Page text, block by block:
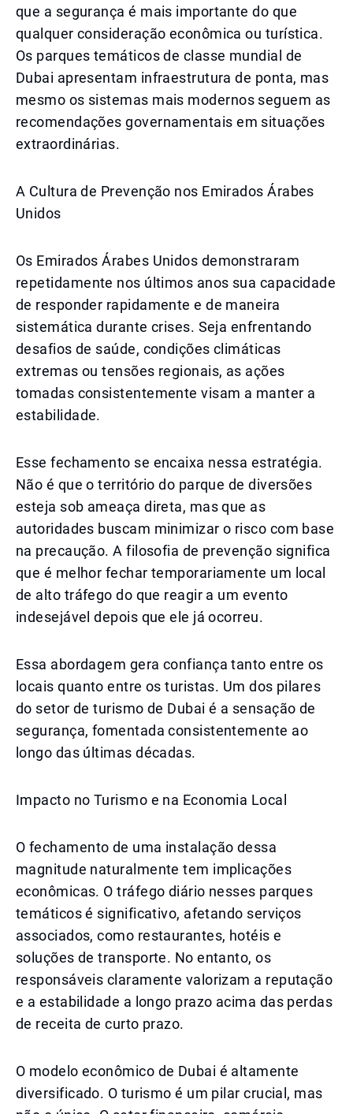
que a segurança é mais importante do que
qualquer consideração econômica ou turística.
Os parques temáticos de classe mundial de
Dubai apresentam infraestrutura de ponta, mas
mesmo os sistemas mais modernos seguem as
recomendações governamentais em situações
extraordinárias.
A Cultura de Prevenção nos Emirados Árabes
Unidos
Os Emirados Árabes Unidos demonstraram
repetidamente nos últimos anos sua capacidade
de responder rapidamente e de maneira
sistemática durante crises. Seja enfrentando
desafios de saúde, condições climáticas
extremas ou tensões regionais, as ações
tomadas consistentemente visam a manter a
estabilidade.
Esse fechamento se encaixa nessa estratégia.
Não é que o território do parque de diversões
esteja sob ameaça direta, mas que as
autoridades buscam minimizar o risco com base
na precaução. A filosofia de prevenção significa
que é melhor fechar temporariamente um local
de alto tráfego do que reagir a um evento
indesejável depois que ele já ocorreu.
Essa abordagem gera confiança tanto entre os
locais quanto entre os turistas. Um dos pilares
do setor de turismo de Dubai é a sensação de
segurança, fomentada consistentemente ao
longo das últimas décadas.
Impacto no Turismo e na Economia Local
O fechamento de uma instalação dessa
magnitude naturalmente tem implicações
econômicas. O tráfego diário nesses parques
temáticos é significativo, afetando serviços
associados, como restaurantes, hotéis e
soluções de transporte. No entanto, os
responsáveis claramente valorizam a reputação
e a estabilidade a longo prazo acima das perdas
de receita de curto prazo.
O modelo econômico de Dubai é altamente
diversificado. O turismo é um pilar crucial, mas